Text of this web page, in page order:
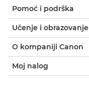
Pomoć i podrška
Učenje i obrazovanje
O kompaniji Canon
Moj nalog